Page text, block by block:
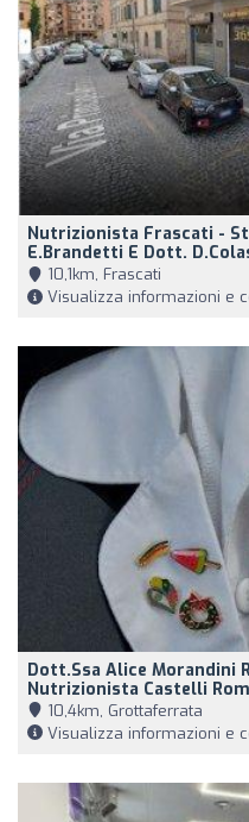
Nutrizionista Frascati -
E.Brandetti E Dott.
10,1km, Frascati
Visualizza informazioni e
Dott.ssa Alice Morandini
Nutrizionista Castelli
10,4km, Grottaferrata
Visualizza informazioni e